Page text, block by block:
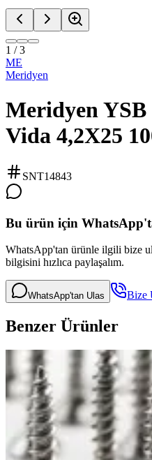
1 /3
ME
Meridyen
Meridyen
Vida 4,2X25
SNT14843
Bu ürün için
WhatsApp'tan ürünle ilgili bize
bilgisini hızlıca paylaşalım.
WhatsApp'tan Ulas Bize
Benzer Ürünler